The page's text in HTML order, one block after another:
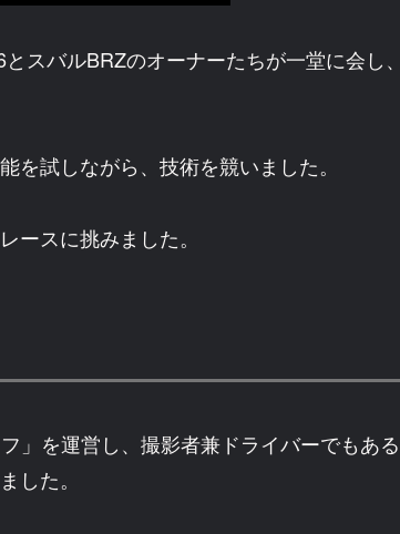
スバルBRZのオーナーたちが一堂に会し、
を試しながら、技術を競いました。
ースに挑みました。
」を運営し、撮影者兼ドライバーでもある
した。